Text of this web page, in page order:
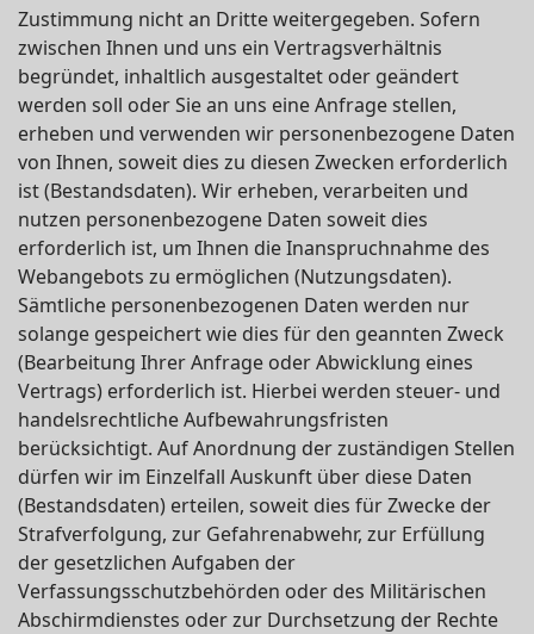
Zustimmung nicht an Dritte weitergegeben. Sofern
zwischen Ihnen und uns ein Vertragsverhältnis
begründet, inhaltlich ausgestaltet oder geändert
werden soll oder Sie an uns eine Anfrage stellen,
erheben und verwenden wir personenbezogene Daten
von Ihnen, soweit dies zu diesen Zwecken erforderlich
ist (Bestandsdaten). Wir erheben, verarbeiten und
nutzen personenbezogene Daten soweit dies
erforderlich ist, um Ihnen die Inanspruchnahme des
Webangebots zu ermöglichen (Nutzungsdaten).
Sämtliche personenbezogenen Daten werden nur
solange gespeichert wie dies für den geannten Zweck
(Bearbeitung Ihrer Anfrage oder Abwicklung eines
Vertrags) erforderlich ist. Hierbei werden steuer- und
handelsrechtliche Aufbewahrungsfristen
berücksichtigt. Auf Anordnung der zuständigen Stellen
dürfen wir im Einzelfall Auskunft über diese Daten
(Bestandsdaten) erteilen, soweit dies für Zwecke der
Strafverfolgung, zur Gefahrenabwehr, zur Erfüllung
der gesetzlichen Aufgaben der
Verfassungsschutzbehörden oder des Militärischen
Abschirmdienstes oder zur Durchsetzung der Rechte